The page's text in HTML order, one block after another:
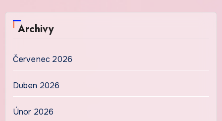
Archivy
Červenec 2026
Duben 2026
Únor 2026